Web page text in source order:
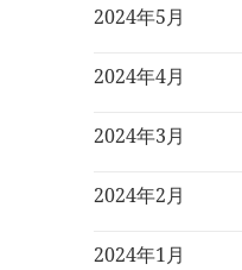
2024年5月
2024年4月
2024年3月
2024年2月
2024年1月